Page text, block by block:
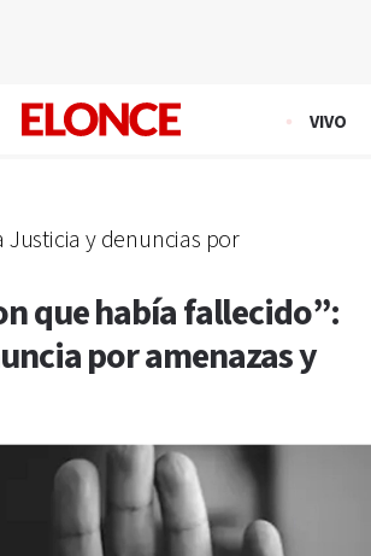
VIVO
Justicia y denuncias por
que había fallecido”:
por amenazas y